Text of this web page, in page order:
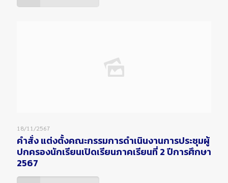
18/11/2567
คำสั่ง แต่งตั้งคณะกรรมการดำเนินงานการประชุมผู้
ปกครองนักเรียนเปิดเรียนภาคเรียนที่ 2 ปีการศึกษา
2567